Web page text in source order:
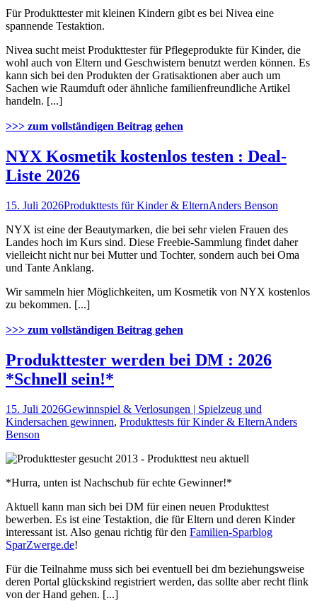
Für Produkttester mit kleinen Kindern gibt es bei Nivea eine
spannende Testaktion.
Nivea sucht meist Produkttester für Pflegeprodukte für Kinder, die
wohl auch von Eltern und Geschwistern benutzt werden können. Es
kann sich bei den Produkten der Gratisaktionen aber auch um
Sachen wie Raumduft oder ähnliche familienfreundliche Artikel
handeln. [...]
>>> zum vollständigen Beitrag gehen
NYX Kosmetik kostenlos testen : Deal-
Liste 2026
15. Juli 2026Produkttests für Kinder & ElternAnders Benson
NYX ist eine der Beautymarken, die bei sehr vielen Frauen des
Landes hoch im Kurs sind. Diese Freebie-Sammlung findet daher
vielleicht nicht nur bei Mutter und Tochter, sondern auch bei Oma
und Tante Anklang.
Wir sammeln hier Möglichkeiten, um Kosmetik von NYX kostenlos
zu bekommen. [...]
>>> zum vollständigen Beitrag gehen
Produkttester werden bei DM : 2026
*Schnell sein!*
15. Juli 2026Gewinnspiel & Verlosungen | Spielzeug und
Kindersachen gewinnen, Produkttests für Kinder & ElternAnders
Benson
*Hurra, unten ist Nachschub für echte Gewinner!*
Aktuell kann man sich bei DM für einen neuen Produkttest
bewerben. Es ist eine Testaktion, die für Eltern und deren Kinder
interessant ist. Also genau richtig für den Familien-Sparblog
SparZwerge.de!
Für die Teilnahme muss sich bei eventuell bei dm beziehungsweise
deren Portal glückskind registriert werden, das sollte aber recht flink
von der Hand gehen. [...]